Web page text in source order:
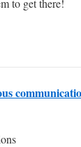
to get there!